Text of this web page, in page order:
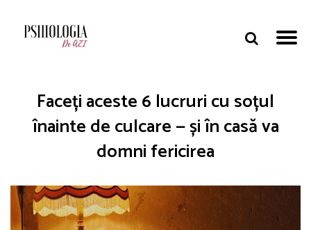
Faceți aceste 6 lucruri cu soțul
înainte de culcare — și în casă va
domni fericirea